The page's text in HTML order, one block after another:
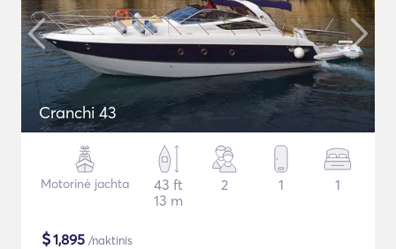
Cranchi 43
Motorinė jachta
43 ft
13 m
2 1 1
$1,895 /naktinis